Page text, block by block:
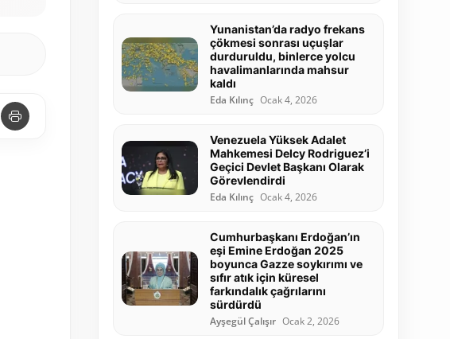
Yunanistan’da radyo frekans
çökmesi sonrası uçuşlar
durduruldu, binlerce yolcu
havalimanlarında mahsur
kaldı
Eda Kılınç Ocak 4, 2026
Venezuela Yüksek Adalet
Mahkemesi Delcy Rodriguez’i
Geçici Devlet Başkanı Olarak
Görevlendirdi
Eda Kılınç Ocak 4, 2026
Cumhurbaşkanı Erdoğan’ın
eşi Emine Erdoğan 2025
boyunca Gazze soykırımı ve
sıfır atık için küresel
farkındalık çağrılarını
sürdürdü
Ayşegül Çalışır Ocak 2, 2026